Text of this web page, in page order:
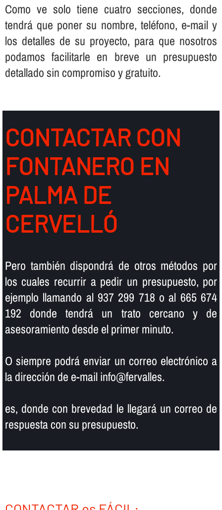
Como ve solo tiene cuatro secciones, donde
tendrá que poner su nombre, teléfono, e-mail y
los detalles de su proyecto, para que nosotros
podamos facilitarle en breve un presupuesto
detallado sin compromiso y gratuito.
CONTACTAR CON
FONTANERO EN
PALMA DE
CERVELLÓ
Pero también dispondrá de otros métodos por
los cuales recurrir a pedir un presupuesto, por
ejemplo llamando al 937 299 718 o al 665 674
192 donde tendrá un trato cercano y de
asesoramiento desde el primer minuto.
O siempre podrá enviar un correo electrónico a
la dirección de e-mail info@fervalles.
es, donde con brevedad le llegará un correo de
respuesta con su presupuesto.